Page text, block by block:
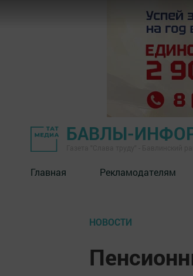
БАВЛЫ-
Главная Рекламодателям
НОВОСТИ